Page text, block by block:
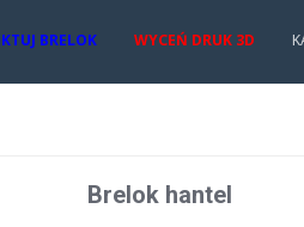
BRELOK WYCEŃ DRUK 3D
Brelok hantel